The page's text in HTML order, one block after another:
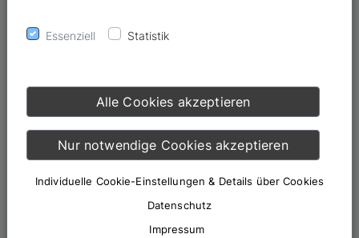
Schutzmaßnahmen, neben den Standardvertragsklauseln, wird
Analytics nicht 100% datenschutzkonform!
Risiko
Dies bedeutet, dass ein verbleibendes Risiko besteht, welches
bei Beschwerden durch Nutzer zu einem Schmerzensgeld
(siehe Google Fonts Urteil des Landgerichts München (Az. 3 O
17493/20), Bußgeldern und/oder Verlust der Daten durch
Essenziell Statistik
Alle Cookies akzeptieren
Nur notwendige Cookies akzeptieren
Individuelle Cookie-Einstellungen & Details über Cookies
Datenschutz
Impressum